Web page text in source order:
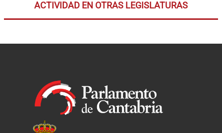
ACTIVIDAD EN OTRAS LEGISLATURAS